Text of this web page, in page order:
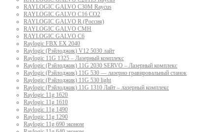
RAYLOGIC GALVO С30M Raycus
RAYLOGIC GALVO С16 CO2
RAYLOGIC GALVO R (Россия)
RAYLOGIC GALVO CMH
RAYLOGIC GALVO С6
Raylogic FBX EX 2040
Raylogic (Рэйлоджик) V12 5030 лайт
Raylogic 11G 1325 – Лазерный комплекс
Raylogic (Рэйлоджик) 11G 2030 SERVO – Лазерный комплекс
Raylogic (Рэйлоджик) 11G 530 — лазерно гравировальный станок
Raylogic (Рэйлоджик) 11G 530 light
Raylogic (Рэйлоджик) 11G 1310 Лайт – лазерный комплекс
Raylogic 11g 1620
Raylogic 11g 1610
Raylogic 11g 1490
Raylogic 11g 1290
Raylogic 11g 690 эконом